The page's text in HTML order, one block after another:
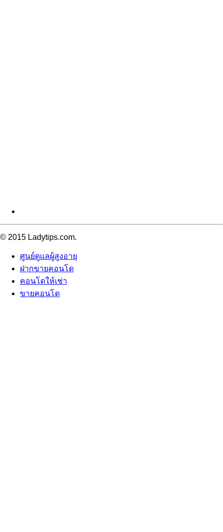
© 2015 Ladytips.com.
ศูนย์ดูแลผู้สูงอายุ
ฝากขายคอนโด
คอนโดให้เช่า
ขายคอนโด